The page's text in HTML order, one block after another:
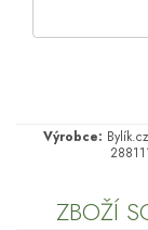
Výrobce:
ZBOŽÍ